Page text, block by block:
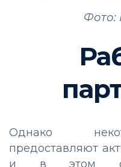
Фото:
Однако
предоставляют
и в этом